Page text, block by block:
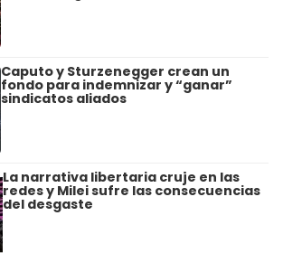
Caputo y Sturzenegger crean un
fondo para indemnizar y “ganar”
sindicatos aliados
La narrativa libertaria cruje en las
redes y Milei sufre las consecuencias
del desgaste